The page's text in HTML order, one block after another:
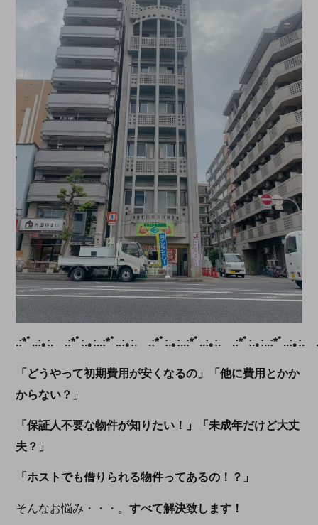
.:*ﾟ..:｡:. .:*ﾟ:.｡:..:*ﾟ..:｡:. .:*ﾟ:.｡:..:*ﾟ..:｡:. .:*ﾟ:.｡:..:*ﾟ..:｡:.
「どうやって初期費用が安くなるの」「他に費用とかか
からない？」
「保証人不要な物件が知りたい！」「未成年だけど大丈
夫？」
「ホストでも借りられる物件ってあるの！？」
そんなお悩み・・・。すべて解決致します！